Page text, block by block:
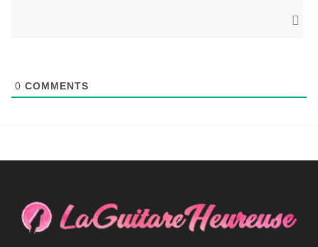
0 COMMENTS